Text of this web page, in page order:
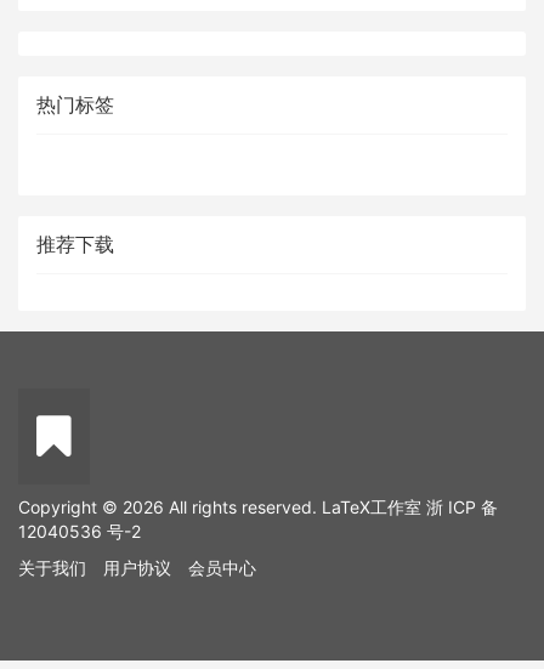
热门标签
推荐下载
Copyright © 2026 All rights reserved. LaTeX工作室 浙 ICP 备
12040536 号-2
关于我们
用户协议 会员中心